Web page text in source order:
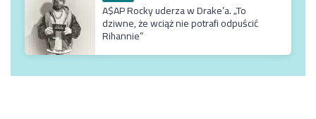
A$AP Rocky uderza w Drake’a. „To
dziwne, że wciąż nie potrafi odpuścić
Rihannie”